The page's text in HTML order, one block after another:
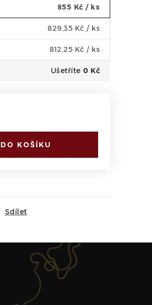
855 Kč / ks
829,35 Kč / ks
812,25 Kč / ks
Ušetříte 0 Kč
KOŠÍKU
Sdílet